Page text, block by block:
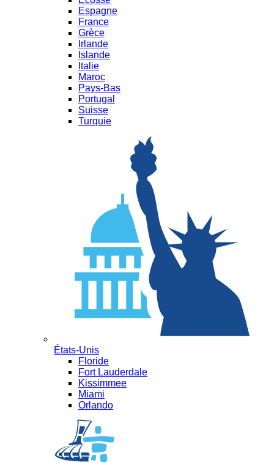
Espagne
France
Grèce
Irlande
Islande
Italie
Maroc
Pays-Bas
Portugal
Suisse
Turquie
États-Unis
Floride
Fort Lauderdale
Kissimmee
Miami
Orlando